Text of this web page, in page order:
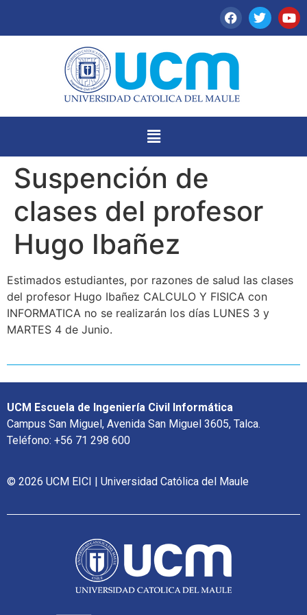
Suspención de
clases del profesor
Hugo Ibañez
Estimados estudiantes, por razones de salud las clases
del profesor Hugo Ibañez CALCULO Y FISICA con
INFORMATICA no se realizarán los días LUNES 3 y
MARTES 4 de Junio.
UCM Escuela de Ingeniería Civil Informática
Campus San Miguel, Avenida San Miguel 3605, Talca.
Teléfono: +56 71 298 600
© 2026 UCM EICI | Universidad Católica del Maule